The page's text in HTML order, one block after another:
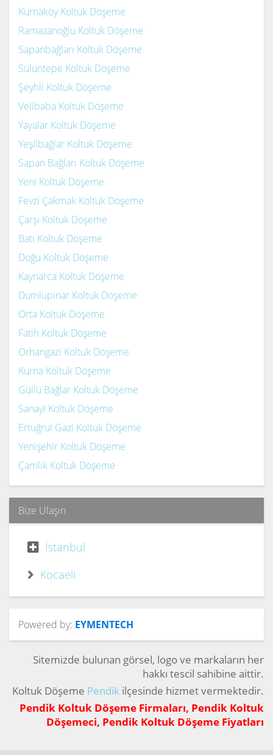
Kurnaköy Koltuk Döşeme
Ramazanoğlu Koltuk Döşeme
Sapanbağları Koltuk Döşeme
Sülüntepe Koltuk Döşeme
Şeyhli Koltuk Döşeme
Velibaba Koltuk Döşeme
Yayalar Koltuk Döşeme
Yeşilbağlar Koltuk Döşeme
Sapan Bağları Koltuk Döşeme
Yeni Koltuk Döşeme
Fevzi Çakmak Koltuk Döşeme
Çarşı Koltuk Döşeme
Batı Koltuk Döşeme
Doğu Koltuk Döşeme
Kaynarca Koltuk Döşeme
Dumlupınar Koltuk Döşeme
Orta Koltuk Döşeme
Fatih Koltuk Döşeme
Orhangazi Koltuk Döşeme
Kurna Koltuk Döşeme
Güllü Bağlar Koltuk Döşeme
Sanayi Koltuk Döşeme
Ertuğrul Gazi Koltuk Döşeme
Yenişehir Koltuk Döşeme
Çamlık Koltuk Döşeme
Bize Ulaşın
İstanbul
Kocaeli
Powered by: EYMENTECH
Sitemizde bulunan görsel, logo ve markaların her
hakkı tescil sahibine aittir.
Koltuk Döşeme Pendik ilçesinde hizmet vermektedir.
Pendik Koltuk Döşeme Firmaları, Pendik Koltuk
Döşemeci, Pendik Koltuk Döşeme Fiyatları